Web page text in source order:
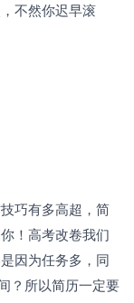
不然你迟早滚
巧有多高超，简
！高考改卷我们
因为任务多，同
？所以简历一定要